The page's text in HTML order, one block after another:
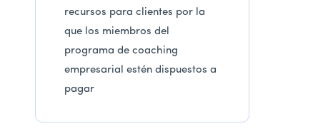
recursos para clientes por la
que los miembros del
programa de coaching
empresarial estén dispuestos a
pagar